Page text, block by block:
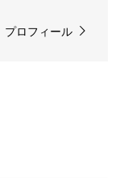
プロフィール